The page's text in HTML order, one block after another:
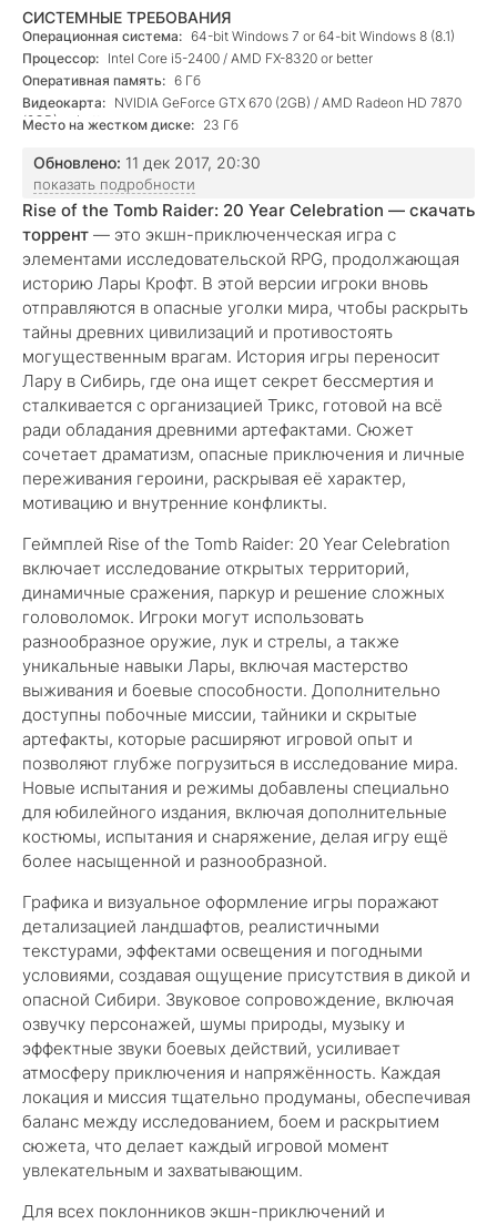
СИСТЕМНЫЕ ТРЕБОВАНИЯ
Операционная система: 64-bit Windows 7 or 64-bit Windows 8 (8.1)
Процессор: Intel Core i5-2400 / AMD FX-8320 or better
Оперативная память: 6 Гб
Видеокарта: NVIDIA GeForce GTX 670 (2GB) / AMD Radeon HD 7870
(2GB) or better
Место на жестком диске: 23 Гб
Обновлено: 11 дек 2017, 20:30
показать подробности
Rise of the Tomb Raider: 20 Year Celebration — скачать
торрент — это экшн-приключенческая игра с
элементами исследовательской RPG, продолжающая
историю Лары Крофт. В этой версии игроки вновь
отправляются в опасные уголки мира, чтобы раскрыть
тайны древних цивилизаций и противостоять
могущественным врагам. История игры переносит
Лару в Сибирь, где она ищет секрет бессмертия и
сталкивается с организацией Трикс, готовой на всё
ради обладания древними артефактами. Сюжет
сочетает драматизм, опасные приключения и личные
переживания героини, раскрывая её характер,
мотивацию и внутренние конфликты.
Геймплей Rise of the Tomb Raider: 20 Year Celebration
включает исследование открытых территорий,
динамичные сражения, паркур и решение сложных
головоломок. Игроки могут использовать
разнообразное оружие, лук и стрелы, а также
уникальные навыки Лары, включая мастерство
выживания и боевые способности. Дополнительно
доступны побочные миссии, тайники и скрытые
артефакты, которые расширяют игровой опыт и
позволяют глубже погрузиться в исследование мира.
Новые испытания и режимы добавлены специально
для юбилейного издания, включая дополнительные
костюмы, испытания и снаряжение, делая игру ещё
более насыщенной и разнообразной.
Графика и визуальное оформление игры поражают
детализацией ландшафтов, реалистичными
текстурами, эффектами освещения и погодными
условиями, создавая ощущение присутствия в дикой и
опасной Сибири. Звуковое сопровождение, включая
озвучку персонажей, шумы природы, музыку и
эффектные звуки боевых действий, усиливает
атмосферу приключения и напряжённость. Каждая
локация и миссия тщательно продуманы, обеспечивая
баланс между исследованием, боем и раскрытием
сюжета, что делает каждый игровой момент
увлекательным и захватывающим.
Для всех поклонников экшн-приключений и